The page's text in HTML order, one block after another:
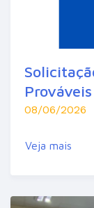
08/06/2026
Veja mais